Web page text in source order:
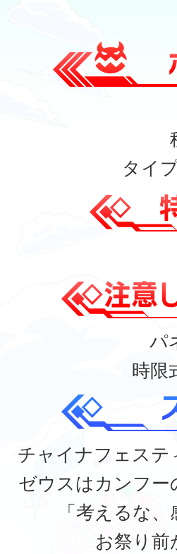
タイ
パ
時限
チャイナフェステ
ゼウスはカンフー
「考えるな
お祭り前